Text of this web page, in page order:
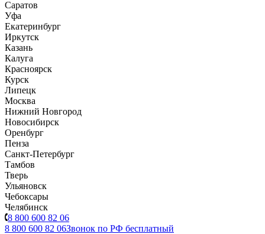
Саратов
Уфа
Екатеринбург
Иркутск
Казань
Калуга
Красноярск
Курск
Липецк
Москва
Нижний Новгород
Новосибирск
Оренбург
Пенза
Санкт-Петербург
Тамбов
Тверь
Ульяновск
Чебоксары
Челябинск
8 800 600 82 06
8 800 600 82 06Звонок по РФ бесплатный